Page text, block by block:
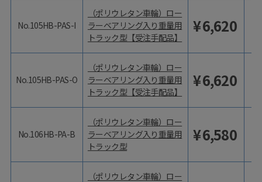
No.105HB-PAS-I
No.105HB-PAS-O
No.106HB-PA-B
（ポリウレタン車輪）ロー
ラーベアリング入り重量用
トラック型【受注手配品】
¥6,620
（ポリウレタン車輪）ロー
ラーベアリング入り重量用
トラック型【受注手配品】
¥6,620
（ポリウレタン車輪）ロー
ラーベアリング入り重量用
トラック型
¥6,580
（ポリウレタン車輪）ロー